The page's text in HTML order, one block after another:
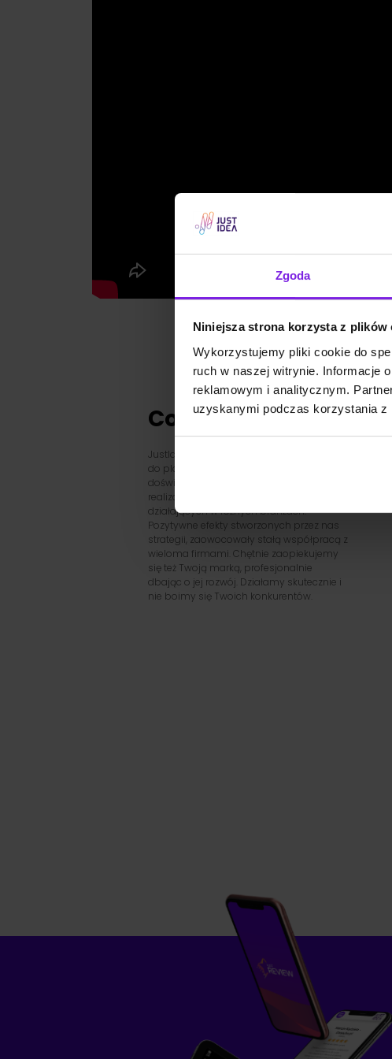
Zgoda
Niniejsza strona korzysta z plików
Wykorzystujemy pliki cookie do
ruch w naszej witrynie. Informacje
reklamowym i analitycznym.
uzyskanymi podczas korzystania z
Co oferujemy
JustIdea wyróżnia indywidualne podejście
do planowania strategii Twojej marki oraz
doświadczenie, poparte sukcesami w
realizacji licznych kampanii dla biznesów
działających w różnych branżach.
Pozytywne efekty stworzonych przez nas
strategii, zaowocowały stałą współpracą z
wieloma firmami. Chętnie zaopiekujemy
się też Twoją marką, profesjonalnie
dbając o jej rozwój. Działamy skutecznie i
nie boimy się Twoich konkurentów.